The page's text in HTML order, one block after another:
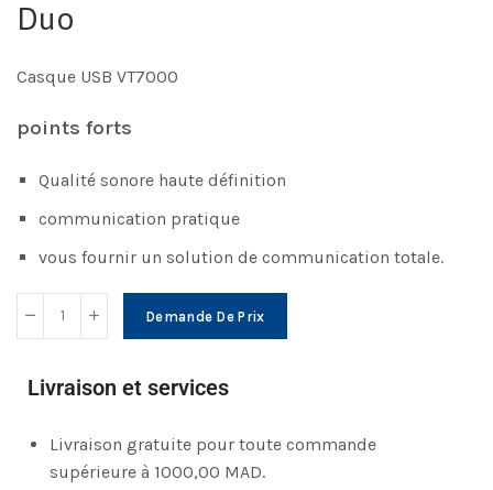
Duo
Casque USB VT7000
points forts
Qualité sonore haute définition
communication pratique
vous fournir un solution de communication totale.
Demande De Prix
Livraison et services
Livraison gratuite pour toute commande
supérieure à 1000,00 MAD.